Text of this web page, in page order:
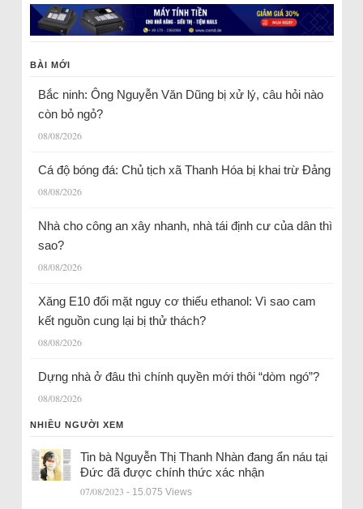
BÀI MỚI
Bắc ninh: Ông Nguyễn Văn Dũng bị xử lý, câu hỏi nào
còn bỏ ngỏ?
08/08/2026
Cá độ bóng đá: Chủ tịch xã Thanh Hóa bị khai trừ Đảng
08/08/2026
Nhà cho công an xây nhanh, nhà tái định cư của dân thì
sao?
08/08/2026
Xăng E10 đối mặt nguy cơ thiếu ethanol: Vì sao cam
kết nguồn cung lại bị thử thách?
08/08/2026
Dựng nhà ở đâu thì chính quyền mới thôi “dòm ngó”?
08/08/2026
NHIỀU NGƯỜI XEM
Tin bà Nguyễn Thị Thanh Nhàn đang ẩn náu tại
Đức đã được chính thức xác nhận
07/08/2023 - 15.075 Views